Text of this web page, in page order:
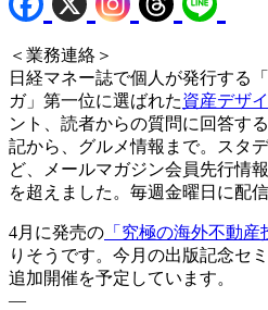
＜業務連絡＞
日経マネー誌で個人が発行する
ガ」第一位に選ばれた資産デザ
ント、読者からの質問に回答す
記から、グルメ情報まで。スタ
ど、メールマガジン会員先行情
を超えました。毎週金曜日に配
4月に発売の 「究極の海外不動産
りそうです。今月の出版記念セ
追加開催を予定しています。
—